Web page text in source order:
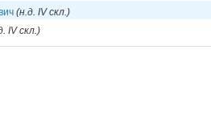
(н.д. IV скл.)
IV скл.)